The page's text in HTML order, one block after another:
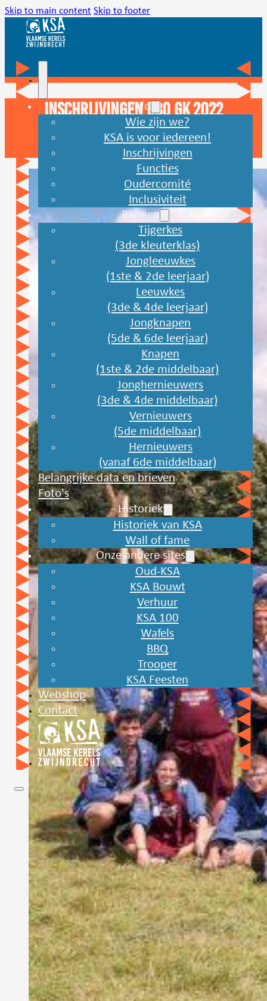
Skip to main content Skip to footer
Info
Wie zijn we?
KSA is voor iedereen!
Inschrijvingen
Functies
Oudercomité
Inclusiviteit
Bannen
Tijgerkes
(3de kleuterklas)
Jongleeuwkes
(1ste & 2de leerjaar)
Leeuwkes
(3de & 4de leerjaar)
Jongknapen
(5de & 6de leerjaar)
Knapen
(1ste & 2de middelbaar)
Jonghernieuwers
(3de & 4de middelbaar)
Vernieuwers
(5de middelbaar)
Hernieuwers
(vanaf 6de middelbaar)
Belangrijke data en brieven
Foto's
Historiek
Historiek van KSA
Wall of fame
Onze andere sites
Oud-KSA
KSA Bouwt
Verhuur
KSA 100
Wafels
BBQ
Trooper
KSA Feesten
Webshop
Contact
Inschrijvingen BBQ GK 2022
31/05/2022